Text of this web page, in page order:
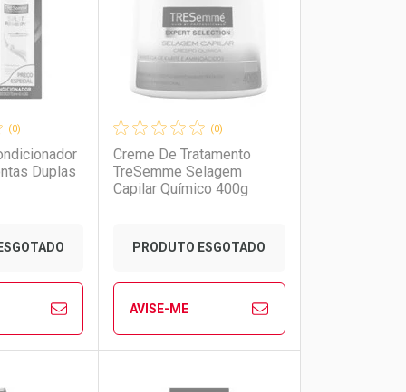
Convênio Ver Desconto Convênio
(0)
Duplas
(0)
Creme De Tratamento
TreSemme Selagem
Capilar Químico 400g
PRODUTO ESGOTADO
AVISE-ME